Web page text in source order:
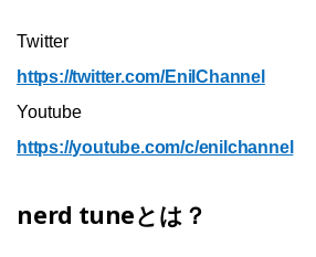
Twitter
https://twitter.com/EnilChannel
Youtube
https://youtube.com/c/enilchannel
nerd tuneとは？